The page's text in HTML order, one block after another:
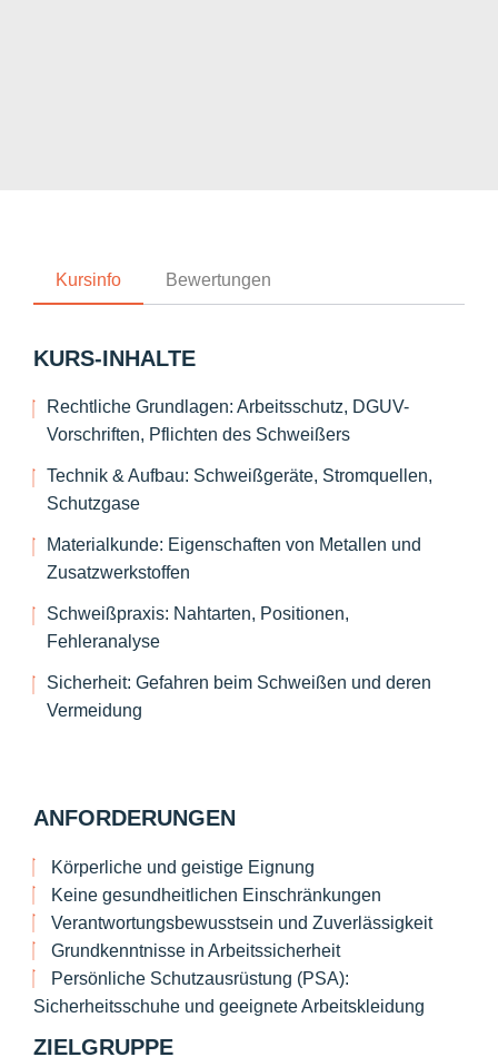
Kursinfo Bewertungen
KURS-INHALTE
Rechtliche Grundlagen: Arbeitsschutz, DGUV-
Vorschriften, Pflichten des Schweißers
Technik & Aufbau: Schweißgeräte, Stromquellen,
Schutzgase
Materialkunde: Eigenschaften von Metallen und
Zusatzwerkstoffen
Schweißpraxis: Nahtarten, Positionen,
Fehleranalyse
Sicherheit: Gefahren beim Schweißen und deren
Vermeidung
ANFORDERUNGEN
Körperliche und geistige Eignung
Keine gesundheitlichen Einschränkungen
Verantwortungsbewusstsein und Zuverlässigkeit
Grundkenntnisse in Arbeitssicherheit
Persönliche Schutzausrüstung (PSA):
Sicherheitsschuhe und geeignete Arbeitskleidung
ZIELGRUPPE